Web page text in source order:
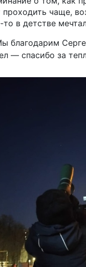
проходить чаще,
то в детстве
благодарим
— спасибо за